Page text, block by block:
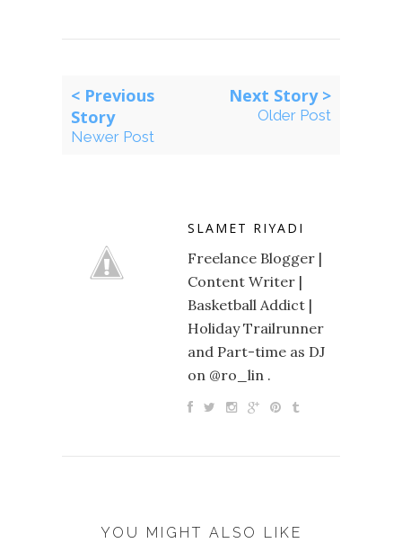
< Previous
Story
Newer Post
Next Story >
Older Post
SLAMET RIYADI
Freelance Blogger |
Content Writer |
Basketball Addict |
Holiday Trailrunner
and Part-time as DJ
on @ro_lin .
YOU MIGHT ALSO LIKE